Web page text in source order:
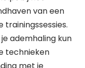
van een
ademhaling kun
technieken